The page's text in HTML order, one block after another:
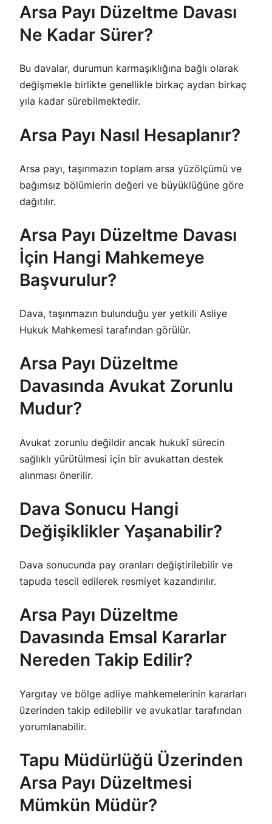
Arsa Payı Düzeltme Davası
Ne Kadar Sürer?
Bu davalar, durumun karmaşıklığına bağlı olarak
değişmekle birlikte genellikle birkaç aydan birkaç
yıla kadar sürebilmektedir.
Arsa Payı Nasıl Hesaplanır?
Arsa payı, taşınmazın toplam arsa yüzölçümü ve
bağımsız bölümlerin değeri ve büyüklüğüne göre
dağıtılır.
Arsa Payı Düzeltme Davası
İçin Hangi Mahkemeye
Başvurulur?
Dava, taşınmazın bulunduğu yer yetkili Asliye
Hukuk Mahkemesi tarafından görülür.
Arsa Payı Düzeltme
Davasında Avukat Zorunlu
Mudur?
Avukat zorunlu değildir ancak hukukî sürecin
sağlıklı yürütülmesi için bir avukattan destek
alınması önerilir.
Dava Sonucu Hangi
Değişiklikler Yaşanabilir?
Dava sonucunda pay oranları değiştirilebilir ve
tapuda tescil edilerek resmiyet kazandırılır.
Arsa Payı Düzeltme
Davasında Emsal Kararlar
Nereden Takip Edilir?
Yargıtay ve bölge adliye mahkemelerinin kararları
üzerinden takip edilebilir ve avukatlar tarafından
yorumlanabilir.
Tapu Müdürlüğü Üzerinden
Arsa Payı Düzeltmesi
Mümkün Müdür?